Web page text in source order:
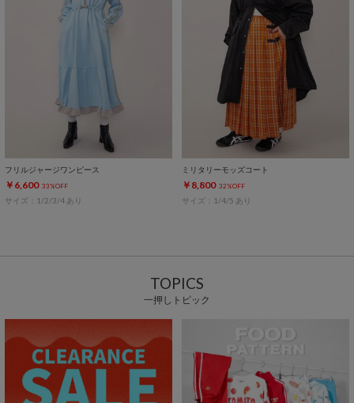
フリルジャージワンピース
￥6,600 33%OFF
サイズ：1/2/3/4 あり
ミリタリーモッズコート
￥8,800 32%OFF
サイズ：1/4/5 あり
TOPICS
一押しトピック